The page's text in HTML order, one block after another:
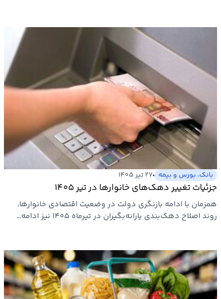
بانک، بورس و بیمه ۲۷ تیر ۱۴۰۵
جزئیات تغییر دهک‌های خانوارها در تیر ۱۴۰۵
همزمان با ادامه بازنگری دولت در وضعیت اقتصادی خانوارها،
روند اصلاح دهک‌بندی یارانه‌بگیران در تیرماه ۱۴۰۵ نیز ادامه…